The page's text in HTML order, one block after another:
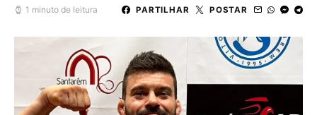
1 minuto de leitura PARTILHAR POSTAR